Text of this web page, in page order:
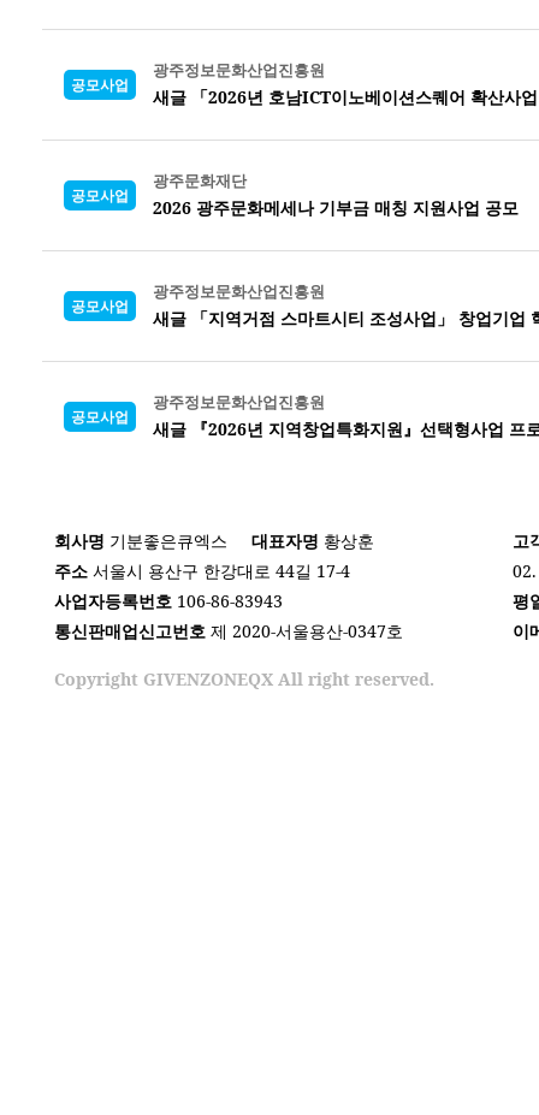
공모사업
광주정보문화산업진흥원
새글 「2026년 호남ICT이노베이션스퀘어 확산사
공모사업
광주문화재단
2026 광주문화메세나 기부금 매칭 지원사업 공모
공모사업
광주정보문화산업진흥원
새글 「지역거점 스마트시티 조성사업」 창업기업
공모사업
광주정보문화산업진흥원
새글 『2026년 지역창업특화지원』선택형사업 프
회사명 기분좋은큐엑스 대표자명 황상훈
주소 서울시 용산구 한강대로 44길 17-4
사업자등록번호 106-86-83943
통신판매업신고번호 제 2020-서울용산-0347호
Copyright GIVENZONEQX All right reserved.
고
평
이